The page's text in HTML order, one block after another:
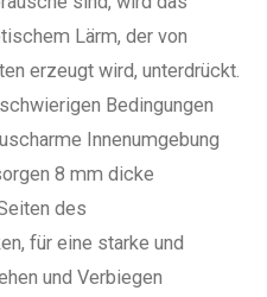
Lärm, der von
erzeugt wird, unterdrückt.
Bedingungen
Innenumgebung
8 mm dicke
des
für eine starke und
und Verbiegen